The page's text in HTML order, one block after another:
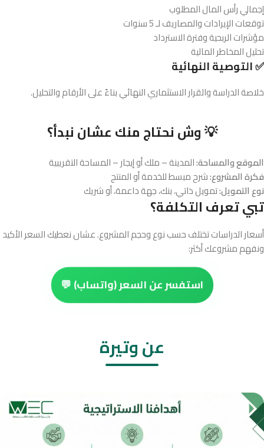
إجمالي رأس المال المطلوب
توقعات الإيرادات والمصاريف لـ 5 سنوات
مؤشرات الربحية وفترة الاسترداد
تحليل المخاطر المالية
✅ التوصية النهائية
خلاصة الدراسة والقرار الاستثماري النهائي بناءً على الأرقام والتحليل.
💡 وش نحتاج منك عشان نبدأ؟
الموقع والمساحة:المدينة – ملك أو إيجار – المساحة التقريبية
فكرة المشروع:شرح مبسط للخدمة أو المنتج
نوع التمويل:تمويل ذاتي، بنك، جهة داعمة، أو شريك
تبي تعرف التكلفة؟
أسعار الدراسات تختلف حسب نوع وحجم المشروع. عشان نعطيك السعر الأكيد
ونفهم مشروعك أكثر:
استفسر عن السعر (واتساب) 💬
عن وتيرة